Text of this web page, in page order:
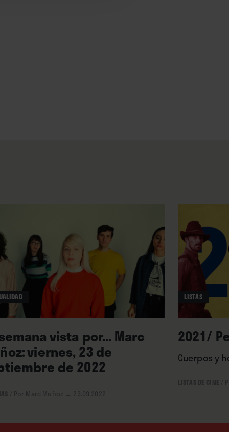
vista por... Marc
viernes, 23 de
de 2022
LISTAS
2021/
Cuerpos y